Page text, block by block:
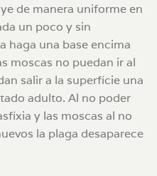
de manera uniforme en
un poco y sin
haga una base encima
moscas no puedan ir al
salir a la superfície una
adulto. Al no poder
y las moscas al no
la plaga desaparece